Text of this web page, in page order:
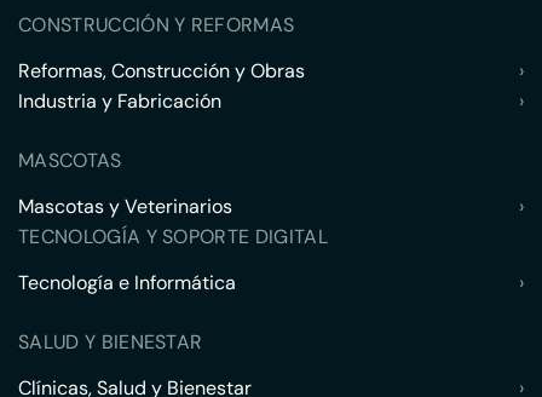
CONSTRUCCIÓN Y REFORMAS
Reformas, Construcción y Obras
›
Industria y Fabricación
›
MASCOTAS
Mascotas y Veterinarios
›
TECNOLOGÍA Y SOPORTE DIGITAL
Tecnología e Informática
›
SALUD Y BIENESTAR
Clínicas, Salud y Bienestar
›